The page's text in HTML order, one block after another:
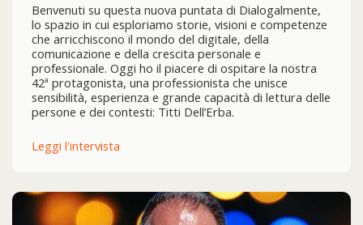
Benvenuti su questa nuova puntata di Dialogalmente,
lo spazio in cui esploriamo storie, visioni e competenze
che arricchiscono il mondo del digitale, della
comunicazione e della crescita personale e
professionale. Oggi ho il piacere di ospitare la nostra
42ª protagonista, una professionista che unisce
sensibilità, esperienza e grande capacità di lettura delle
persone e dei contesti: Titti Dell’Erba.
Leggi l'intervista